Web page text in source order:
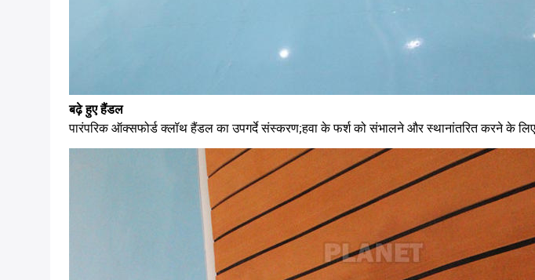
बढ़े हुए हैंडल
पारंपरिक ऑक्सफोर्ड क्लॉथ हैंडल का उपगर्दे संस्करण;हवा के फर्श को संभालने और स्थानांतरित करने के